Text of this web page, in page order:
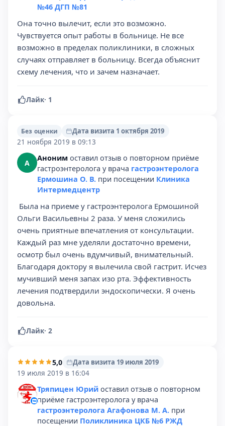
№46 ДГП №81
Она точно вылечит, если это возможно.
Чувствуется опыт работы в больнице. Не все
возможно в пределах поликлиники, в сложных
случаях отправляет в больницу. Всегда объяснит
схему лечения, что и зачем назначает.
Лайк· 1
Без оценки
Дата визита 1 октября 2019
21 ноября 2019 в 09:13
А Аноним оставил отзыв о повторном приёме
гастроэнтеролога у врача гастроэнтеролога
Ермошина О. В. при посещении Клиника
Интермедцентр
Была на приеме у гастроэнтеролога Ермошиной
Ольги Васильевны 2 раза. У меня сложились
очень приятные впечатления от консультации.
Каждый раз мне уделяли достаточно времени,
осмотр был очень вдумчивый, внимательный.
Благодаря доктору я вылечила свой гастрит. Исчез
мучивший меня запах изо рта. Эффективность
лечения подтвердили эндоскопически. Я очень
довольна.
Лайк· 2
5,0
Дата визита 19 июля 2019
19 июля 2019 в 16:04
Тряпицен Юрий оставил отзыв о повторном
приёме гастроэнтеролога у врача
гастроэнтеролога Агафонова М. А. при
посещении Поликлиника ЦКБ №6 РЖД